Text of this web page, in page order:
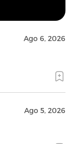
Ago 6, 2026
Ago 5, 2026